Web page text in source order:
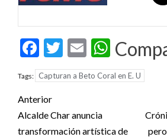
Facebook
Twitter
Email
Tags: Capturan a Beto Coral en E. U
Post
navigation
Anterior
Alcalde Char anuncia
transformación artística de